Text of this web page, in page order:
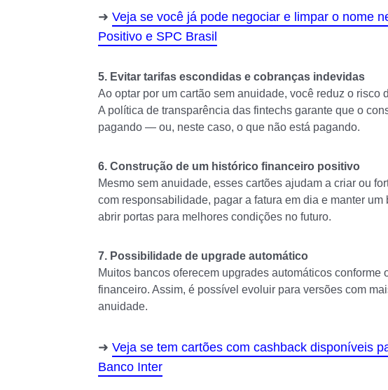
Veja se você já pode negociar e limpar o nome
Positivo e SPC Brasil
5. Evitar tarifas escondidas e cobranças indevidas
Ao optar por um cartão sem anuidade, você reduz o risco
A política de transparência das fintechs garante que o
pagando — ou, neste caso, o que não está pagando.
6. Construção de um histórico financeiro positivo
Mesmo sem anuidade, esses cartões ajudam a criar ou
com responsabilidade, pagar a fatura em dia e manter
abrir portas para melhores condições no futuro.
7. Possibilidade de upgrade automático
Muitos bancos oferecem upgrades automáticos
financeiro. Assim, é possível evoluir para versões com
anuidade.
Veja se tem cartões com cashback disponíveis
Banco Inter